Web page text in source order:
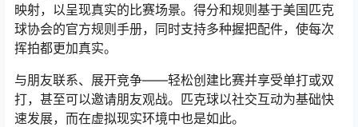
映射，以呈现真实的比赛场景。得分和规则基于美国匹克
球协会的官方规则手册，同时支持多种握把配件，使每次
挥拍都更加真实。
与朋友联系、展开竞争——轻松创建比赛并享受单打或双
打，甚至可以邀请朋友观战。匹克球以社交互动为基础快
速发展，而在虚拟现实环境中也是如此。